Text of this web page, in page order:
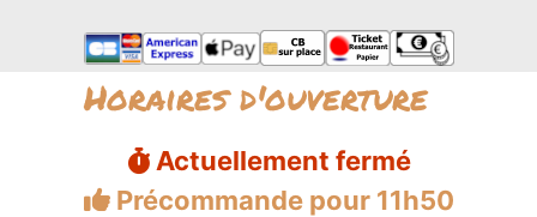
Horaires d'ouverture
Actuellement fermé
Précommande pour 11h50